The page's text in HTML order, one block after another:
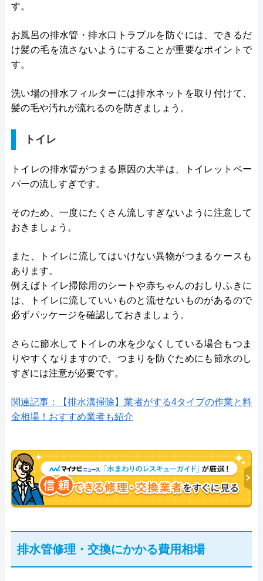
す。
お風呂の排水管・排水口トラブルを防ぐには、できるだ
け髪の毛を流さないようにすることが重要なポイントで
す。
洗い場の排水フィルターには排水ネットを取り付けて、
髪の毛や汚れが流れるのを防ぎましょう。
トイレ
トイレの排水管がつまる原因の大半は、トイレットペー
パーの流しすぎです。
そのため、一度にたくさん流しすぎないように注意して
おきましょう。
また、トイレに流してはいけない異物がつまるケースも
あります。
例えばトイレ掃除用のシートや赤ちゃんのおしりふきに
は、トイレに流していいものと流せないものがあるので
必ずパッケージを確認しておきましょう。
さらに節水してトイレの水を少なくしている場合もつま
りやすくなりますので、つまりを防ぐためにも節水のし
すぎには注意が必要です。
関連記事：【排水溝掃除】業者がする4タイプの作業と料
金相場！おすすめ業者も紹介
排水管修理・交換にかかる費用相場